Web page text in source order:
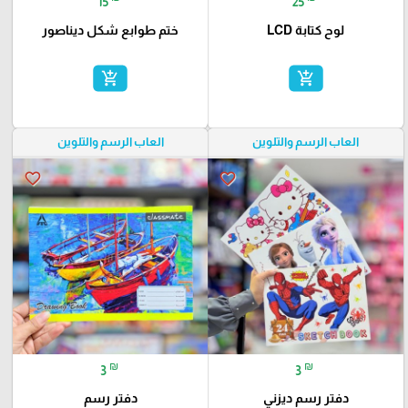
لوح كتابة LCD
add_shopping_cart
ختم طوابع شكل ديناصور
add_shopping_cart
العاب الرسم والتلوين
favorite_border
3 ₪
دفتر رسم ديزني
العاب الرسم والتلوين
favorite_border
3 ₪
دفتر رسم